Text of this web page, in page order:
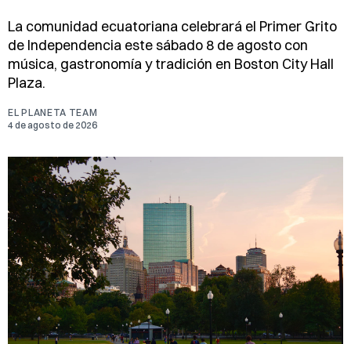
La comunidad ecuatoriana celebrará el Primer Grito
de Independencia este sábado 8 de agosto con
música, gastronomía y tradición en Boston City Hall
Plaza.
EL PLANETA TEAM
4 de agosto de 2026